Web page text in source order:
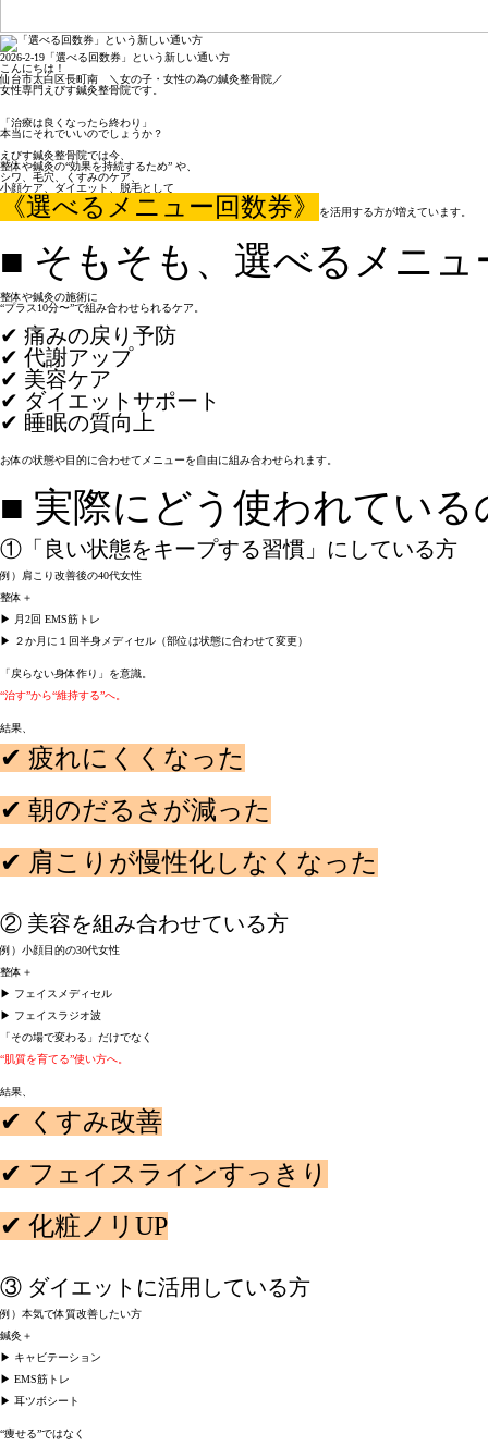
2026-2-19 「選べる回数券」という新しい通い方
こんにちは！
仙台市太白区長町南　＼女の子・女性の為の鍼灸整骨院／
女性専門えびす鍼灸整骨院です。
「治療は良くなったら終わり」
本当にそれでいいのでしょうか？
えびす鍼灸整骨院では今、
整体や鍼灸の“効果を持続するため” や、
シワ、毛穴、くすみのケア、
《選べるメニュー回数券》 を活用する方が増えています。
■ そもそも、選べるメニ
整体や鍼灸の施術に
“プラス10分〜”で組み合わせられるケア。
✔ 痛みの戻り予防
✔ 代謝アップ
✔ 美容ケア
✔ ダイエットサポート
✔ 睡眠の質向上
お体の状態や目的に合わせてメニューを自由に組み合わせられます。
■
① 「良い状態をキープする習慣」にしている方
例）肩こり改善後の40代女性
整体＋
▶ 月2回 EMS筋トレ
▶ ２か月に１回半身メディセル（部位は状態に合わせて変更）
「戻らない身体作り」を意識。
“治す”から“維持する”へ。
結果、
✔ 疲れにくくなった
✔ 朝のだるさが減った
✔ 肩こりが慢性化しなくなった
② 美容を組み合わせている方
例）小顔目的の30代女性
整体＋
▶ フェイスメディセル
▶ フェイスラジオ波
「その場で変わる」だけでなく
“肌質を育てる”使い方へ。
結果、
✔ くすみ改善
✔ フェイスラインすっきり
✔ 化粧ノリUP
③ ダイエットに活用している方
例）本気で体質改善したい方
鍼灸＋
▶ キャビテーション
▶ EMS筋トレ
▶ 耳ツボシート
“痩せる”ではなく